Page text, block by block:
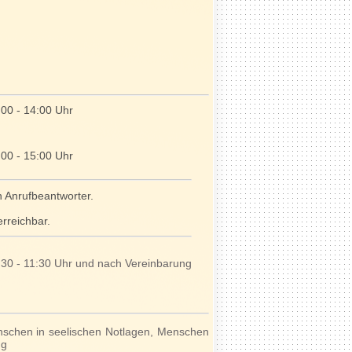
- 14:00 Uhr
- 15:00 Uhr
- 11:30 Uhr und nach Vereinbarung
in seelischen Notlagen, Menschen